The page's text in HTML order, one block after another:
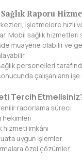
Raporu
işletmelere hızlı
Mobil sağlık hizmetleri
muayene olabilir ve
personelleri
çalışanların
Tercih
raporlama süreci
hekimleri
hizmeti imkânı
uygun işlemler
özel çözümler